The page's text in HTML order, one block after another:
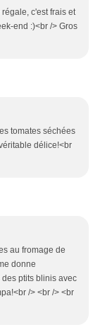
c'est frais et
end :)<br /> Gros
tomates séchées
délice!<br
au fromage de
donne
ptits blinis avec
/> <br /> <br